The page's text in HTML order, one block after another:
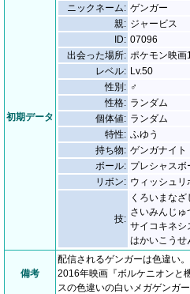
初期データ
ニックネーム: ゲンガー
親: ジャービス
ID: 07096
出会った場所: ポケモン映画
レベル: Lv.50
性別: ♂
性格: ランダム
個体値: ランダム
特性: ふゆう
持ち物: ゲンガナイト
ボール: プレシャスボ
リボン: ウィッシュリ
技:
くろいまなざ
さいみんじゅ
サイコキネシ
はかいこうせ
備考
配信されるゲンガーは色違い。
2016年映画『ボルケニオンと
スの色違いの白いメガゲンガ